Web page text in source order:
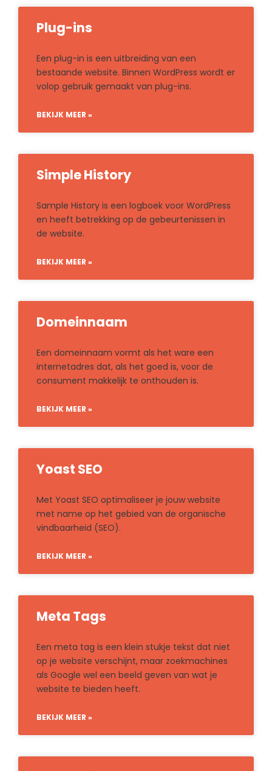
Plug-ins
Een plug-in is een uitbreiding van een
bestaande website. Binnen WordPress wordt er
volop gebruik gemaakt van plug-ins.
BEKIJK MEER »
Simple History
Sample History is een logboek voor WordPress
en heeft betrekking op de gebeurtenissen in
de website.
BEKIJK MEER »
Domeinnaam
Een domeinnaam vormt als het ware een
internetadres dat, als het goed is, voor de
consument makkelijk te onthouden is.
BEKIJK MEER »
Yoast SEO
Met Yoast SEO optimaliseer je jouw website
met name op het gebied van de organische
vindbaarheid (SEO).
BEKIJK MEER »
Meta Tags
Een meta tag is een klein stukje tekst dat niet
op je website verschijnt, maar zoekmachines
als Google wel een beeld geven van wat je
website te bieden heeft.
BEKIJK MEER »